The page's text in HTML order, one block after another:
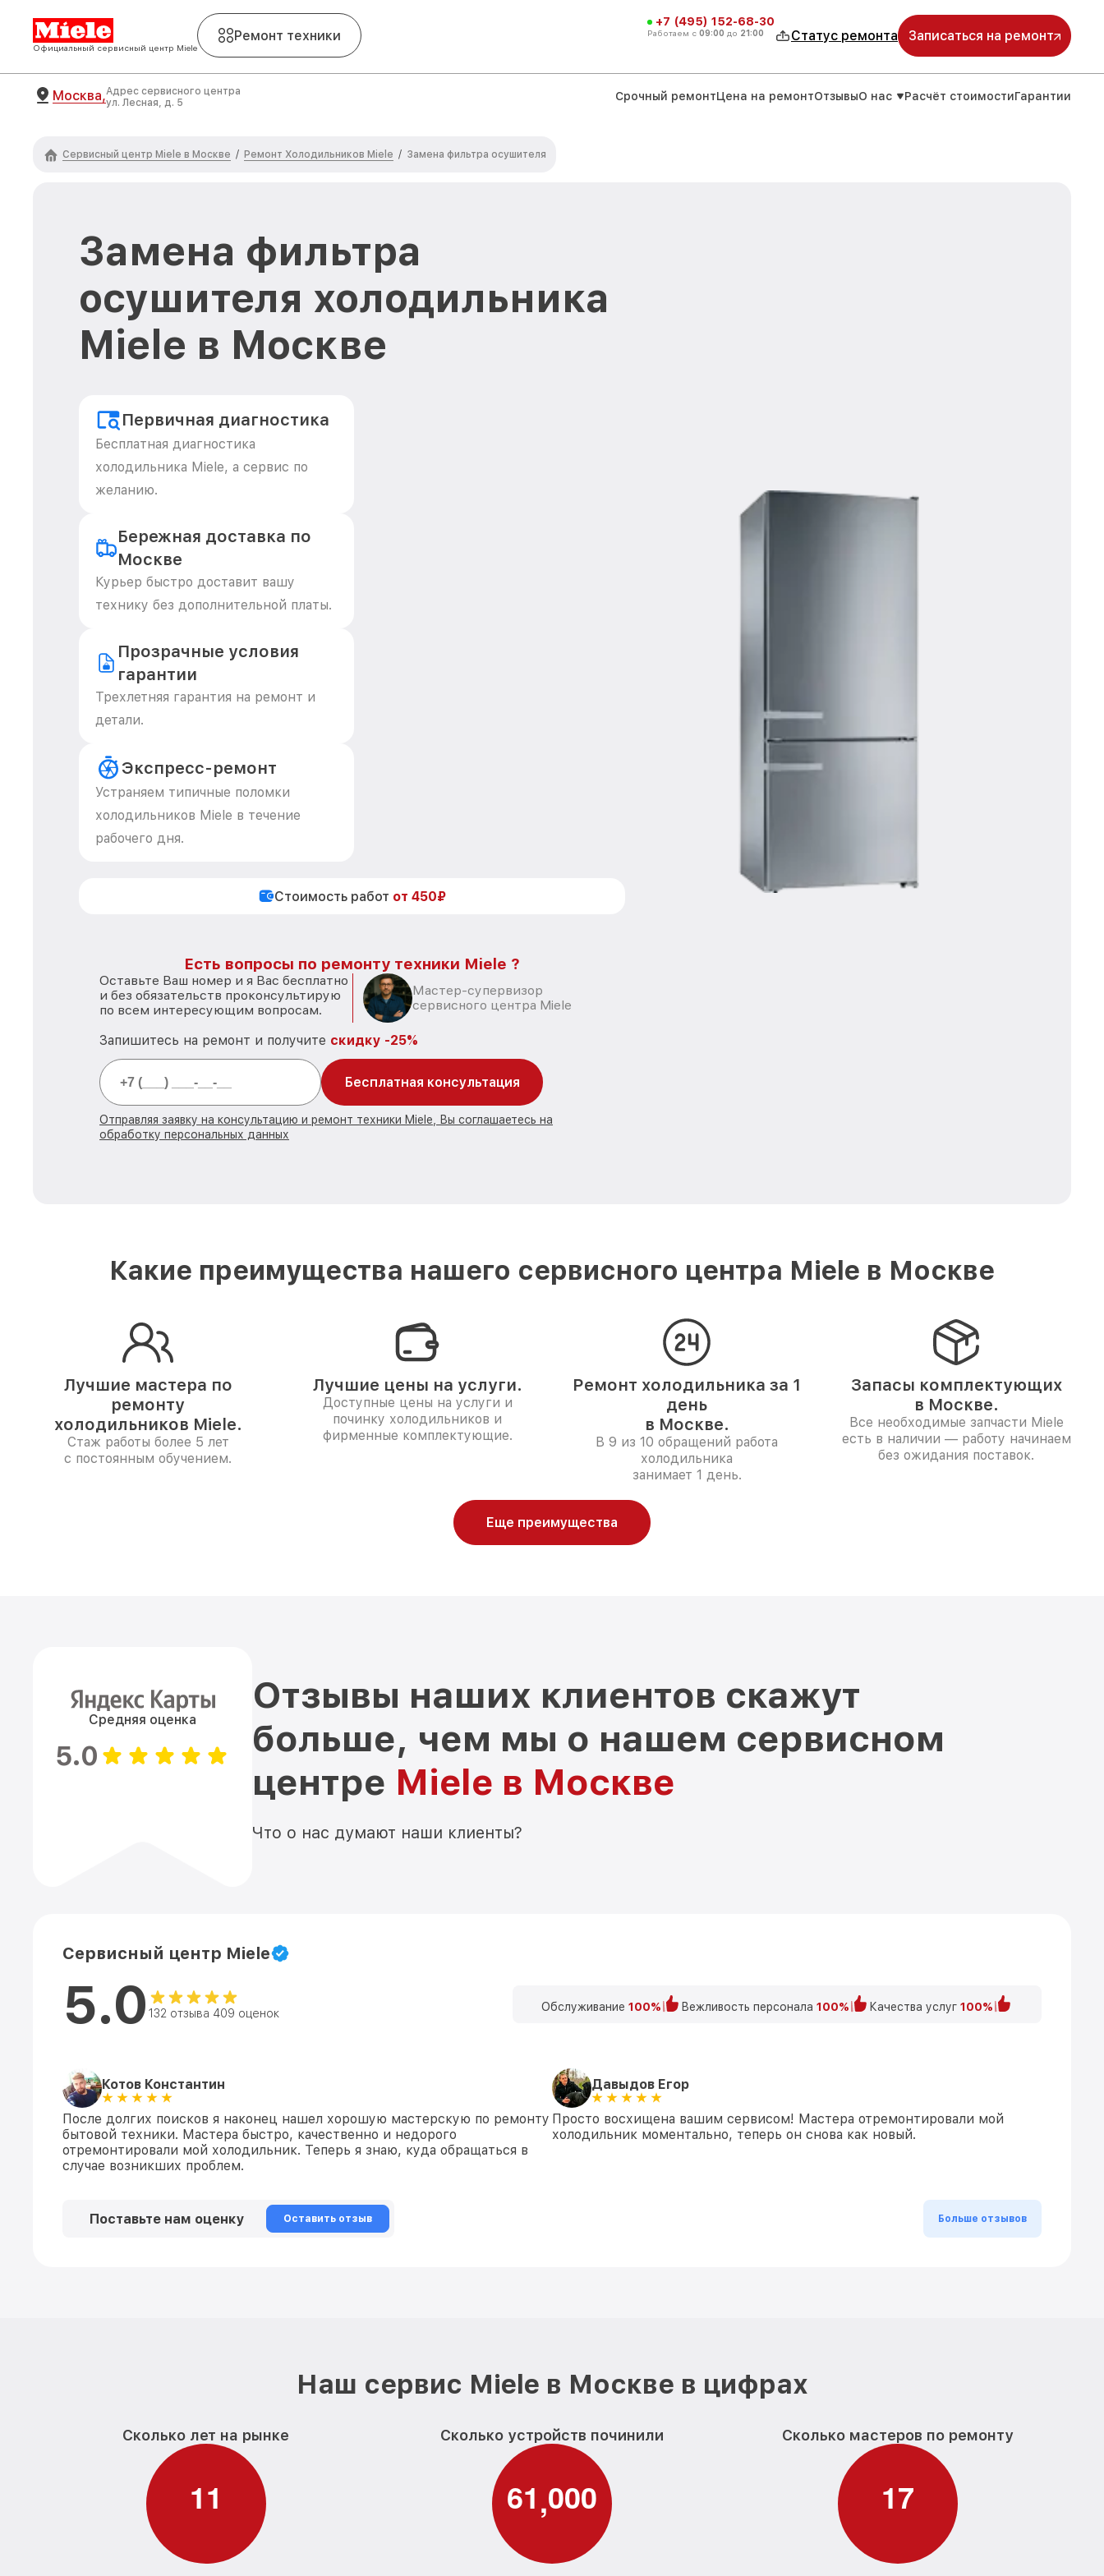
Официальный сервисный центр Miele
Ремонт техники
+7 (495) 152-68-30
Работаем с 09:00 до 21:00 Статус ремонта Записаться на ремонт
Москва,Адрес сервисного центра
ул. Лесная, д. 5
Срочный ремонтЦена на ремонтОтзывыО нас Расчёт стоимостиГарантии
Сервисный центр Miele в Москве / Ремонт Холодильников Miele / Замена фильтра осушителя
Замена фильтра
осушителя холодильника
Miele в Москве
Первичная диагностика
Бесплатная диагностика
холодильника Miele, а сервис по
желанию.
Бережная доставка по
Москве
Курьер быстро доставит вашу
технику без дополнительной платы.
Прозрачные условия
гарантии
Трехлетняя гарантия на ремонт и
детали.
Экспресс-ремонт
Устраняем типичные поломки
холодильников Miele в течение
рабочего дня.
Стоимость работ от 450₽
Есть вопросы по ремонту техники Miele ?
Оставьте Ваш номер и я Вас бесплатно
и без обязательств проконсультирую
по всем интересующим вопросам.
Мастер-супервизор
сервисного центра Miele
Запишитесь на ремонт и получите скидку -25%
Бесплатная консультация
Отправляя заявку на консультацию и ремонт техники Miele, Вы соглашаетесь на
обработку персональных данных
Какие преимущества нашего сервисного центра Miele в Москве
Лучшие мастера по
ремонту
холодильников Miele.
Стаж работы более 5 лет
с постоянным обучением.
Лучшие цены на услуги.
Доступные цены на услуги и
починку холодильников и
фирменные комплектующие.
Ремонт холодильника за 1
день
в Москве.
В 9 из 10 обращений работа
холодильника
занимает 1 день.
Запасы комплектующих
в Москве.
Все необходимые запчасти Miele
есть в наличии — работу начинаем
без ожидания поставок.
Еще преимущества
Средняя оценка
5.0
Отзывы наших клиентов скажут
больше, чем мы о нашем сервисном
центре Miele в Москве
Что о нас думают наши клиенты?
Сервисный центр Miele
5.0 132 отзыва 409 оценок Обслуживание 100% Вежливость персонала 100% Качества услуг 100%
Котов Константин
После долгих поисков я наконец нашел хорошую мастерскую по ремонту
бытовой техники. Мастера быстро, качественно и недорого
отремонтировали мой холодильник. Теперь я знаю, куда обращаться в
случае возникших проблем.
Давыдов Егор
Просто восхищена вашим сервисом! Мастера отремонтировали мой
холодильник моментально, теперь он снова как новый.
Поставьте нам оценку Оставить отзыв Больше отзывов
Наш сервис Miele в Москве в цифрах
Сколько лет на рынке
11
Сколько устройств починили
61,000
Сколько мастеров по ремонту
17